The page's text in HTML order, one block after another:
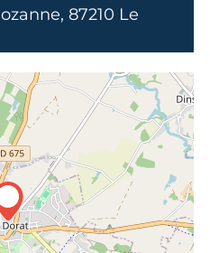
87210 Le